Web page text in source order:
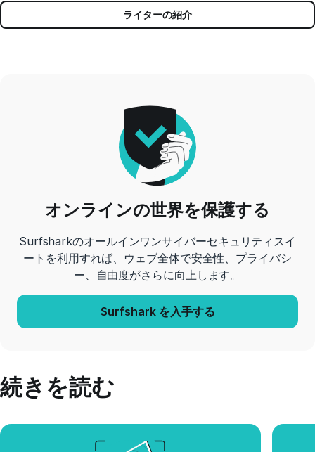
ライターの紹介
オンラインの世界を保護する
Surfsharkのオールインワンサイバーセキュリティスイ
ートを利用すれば、ウェブ全体で安全性、プライバシ
ー、自由度がさらに向上します。
Surfshark を入手する
続きを読む